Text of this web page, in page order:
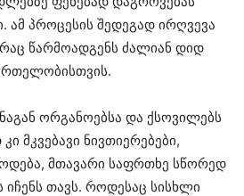
ამ პროცესის შედეგად ირღვევა
წარმოადგენს ძალიან დიდ
ორგანოებსა და ქსოვილებს
მკვებავი ნივთიერებები,
მთავარი საფრთხე სწორედ
იჩენს თავს. როდესაც სისხლი